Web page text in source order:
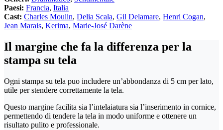
Paesi: Francia, Italia
Cast: Charles Moulin, Delia Scala, Gil Delamare, Henri Cogan,
Jean Marais, Kerima, Marie-José Darène
Il margine che fa la differenza per la
stampa su tela
Ogni stampa su tela puo includere un’abbondanza di 5 cm per lato,
utile per stendere correttamente la tela.
Questo margine facilita sia l’intelaiatura sia l’inserimento in cornice,
permettendo di tendere la tela in modo uniforme e ottenere un
risultato pulito e professionale.